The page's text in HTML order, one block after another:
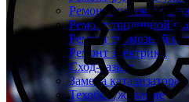
Ремонт системы
Ремонт топливной
Ремонт тормозной
Ремонт электрики
Сход-развал
Замена катализатора
Техобслуживание